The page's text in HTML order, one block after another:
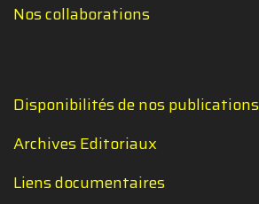
Nos collaborations
Disponibilités de nos publications
Archives Editoriaux
Liens documentaires